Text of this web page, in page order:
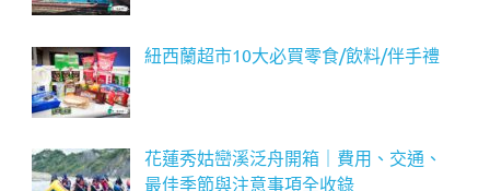
紐西蘭超市10大必買零食/飲料/伴手禮
花蓮秀姑巒溪泛舟開箱｜費用、交通、
最佳季節與注意事項全收錄